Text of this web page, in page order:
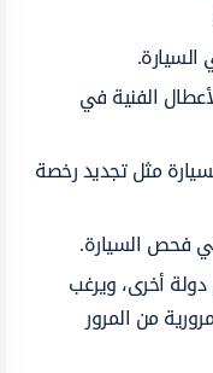
الفنية في
مثل تجديد رخصة
فحص السيارة.
أخرى، ويرغب
من المرور